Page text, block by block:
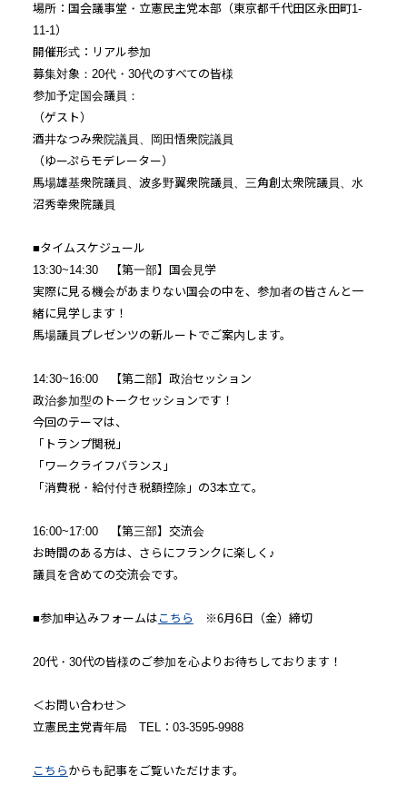
場所：国会議事堂・立憲民主党本部（東京都千代田区永田町1-
11-1）
開催形式：リアル参加
募集対象：20代・30代のすべての皆様
参加予定国会議員：
（ゲスト）
酒井なつみ衆院議員、岡田悟衆院議員
（ゆーぷらモデレーター）
馬場雄基衆院議員、波多野翼衆院議員、三角創太衆院議員、水
沼秀幸衆院議員
■タイムスケジュール
13:30~14:30 【第一部】国会見学
実際に見る機会があまりない国会の中を、参加者の皆さんと一
緒に見学します！
馬場議員プレゼンツの新ルートでご案内します。
14:30~16:00 【第二部】政治セッション
政治参加型のトークセッションです！
今回のテーマは、
「トランプ関税」
「ワークライフバランス」
「消費税・給付付き税額控除」の3本立て。
16:00~17:00 【第三部】交流会
お時間のある方は、さらにフランクに楽しく♪
議員を含めての交流会です。
■参加申込みフォームは こちら ※6月6日（金）締切
20代・30代の皆様のご参加を心よりお待ちしております！
＜お問い合わせ＞
立憲民主党青年局 TEL：03-3595-9988
こちら からも記事をご覧いただけます。